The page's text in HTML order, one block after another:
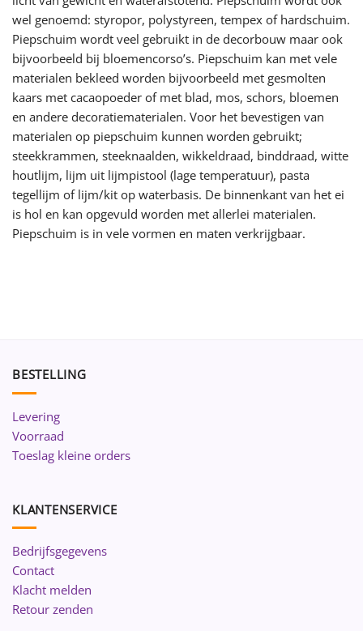
wel genoemd: styropor, polystyreen, tempex of hardschuim.
Piepschuim wordt veel gebruikt in de decorbouw maar ook
bijvoorbeeld bij bloemencorso’s. Piepschuim kan met vele
materialen bekleed worden bijvoorbeeld met gesmolten
kaars met cacaopoeder of met blad, mos, schors, bloemen
en andere decoratiematerialen. Voor het bevestigen van
materialen op piepschuim kunnen worden gebruikt;
steekkrammen, steeknaalden, wikkeldraad, binddraad, witte
houtlijm, lijm uit lijmpistool (lage temperatuur), pasta
tegellijm of lijm/kit op waterbasis. De binnenkant van het ei
is hol en kan opgevuld worden met allerlei materialen.
Piepschuim is in vele vormen en maten verkrijgbaar.
BESTELLING
Levering
Voorraad
Toeslag kleine orders
KLANTENSERVICE
Bedrijfsgegevens
Contact
Klacht melden
Retour zenden